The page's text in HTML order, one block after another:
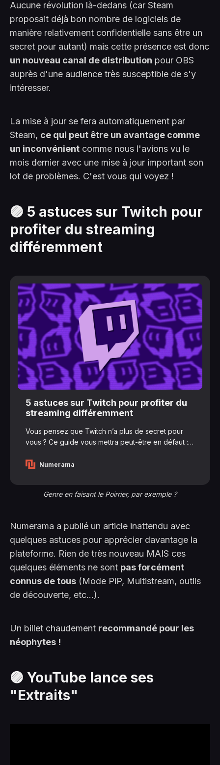
Aucune révolution là-dedans (car Steam
proposait déjà bon nombre de logiciels de
manière relativement confidentielle sans être un
secret pour autant) mais cette présence est donc
un nouveau canal de distribution pour OBS
auprès d'une audience très susceptible de s'y
intéresser.
La mise à jour se fera automatiquement par
Steam, ce qui peut être un avantage comme
un inconvénient comme nous l'avions vu le
mois dernier avec une mise à jour important son
lot de problèmes. C'est vous qui voyez !
🟣 5 astuces sur Twitch pour
profiter du streaming
différemment
5 astuces sur Twitch pour profiter du
streaming différemment
Vous pensez que Twitch n’a plus de secret pour
vous ? Ce guide vous mettra peut-être en défaut : il
profiter de la plateforme de streaming sous un jour
pour diffuser des parties de jeux vidéo et
nombreux…
Numerama
Genre en faisant le Poirrier, par exemple ?
Numerama a publié un article inattendu avec
quelques astuces pour apprécier davantage la
plateforme. Rien de très nouveau MAIS ces
quelques éléments ne sont pas forcément
connus de tous (Mode PiP, Multistream, outils
de découverte, etc...).
Un billet chaudement recommandé pour les
néophytes !
🟣 YouTube lance ses
"Extraits"